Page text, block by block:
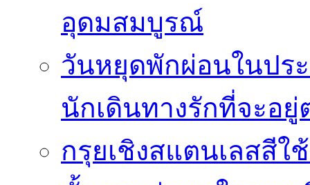
อุดมสมบูรณ์
วันหยุดพักผ่อนในประ
นักเดินทางรักที่จะอยู่
กรุยเชิงสแตนเลสสีใ